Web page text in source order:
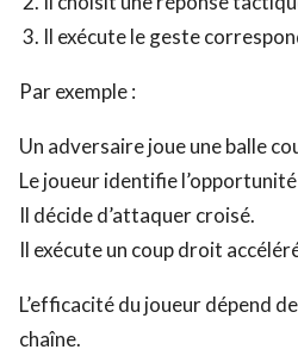
Il exécute le geste
Par exemple :
Un adversaire joue une balle
Le joueur identifie
Il décide d’attaquer croisé.
Il exécute un coup droit
L’efficacité du joueur dépend
chaîne.